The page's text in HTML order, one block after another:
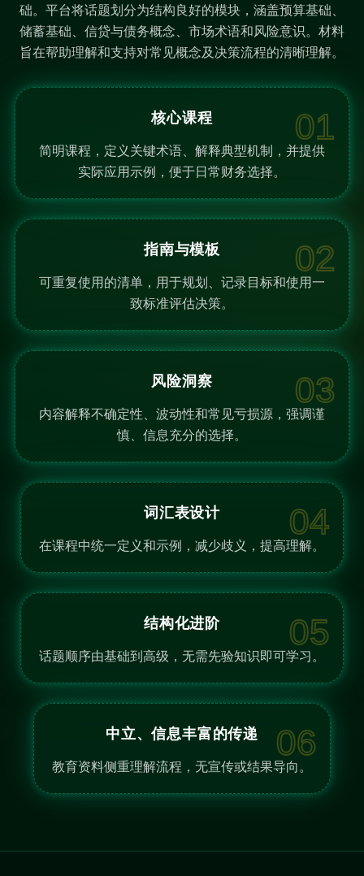
础。平台将话题划分为结构良好的模块，涵盖预算基础、
储蓄基础、信贷与债务概念、市场术语和风险意识。材料
旨在帮助理解和支持对常见概念及决策流程的清晰理解。
01
核心课程
简明课程，定义关键术语、解释典型机制，并提供
实际应用示例，便于日常财务选择。
02
指南与模板
可重复使用的清单，用于规划、记录目标和使用一
致标准评估决策。
03
风险洞察
内容解释不确定性、波动性和常见亏损源，强调谨
慎、信息充分的选择。
04
词汇表设计
在课程中统一定义和示例，减少歧义，提高理解。
05
结构化进阶
话题顺序由基础到高级，无需先验知识即可学习。
06
中立、信息丰富的传递
教育资料侧重理解流程，无宣传或结果导向。